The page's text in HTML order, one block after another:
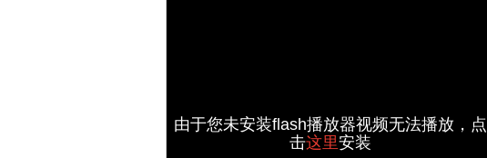
由于您未安装flash播放器视频无法播放，点
击这里安装